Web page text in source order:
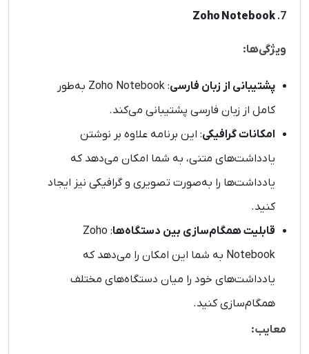
7.
Zoho Notebook
ویژگی‌ها:
پشتیبانی از زبان فارسی
: Zoho Notebook به‌طور
کامل از زبان فارسی پشتیبانی می‌کند.
امکانات گرافیکی: این برنامه علاوه بر نوشتن
یادداشت‌های متنی، به شما امکان می‌دهد که
یادداشت‌ها را به‌صورت تصویری و گرافیکی نیز ایجاد
کنید.
قابلیت همگام‌سازی بین دستگاه‌ها : Zoho
Notebook به شما این امکان را می‌دهد که
یادداشت‌های خود را میان دستگاه‌های مختلف
همگام‌سازی کنید.
معایب: